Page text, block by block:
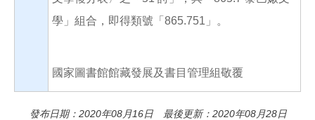
學」組合，即得類號「865.751」。
國家圖書館館藏發展及書目管理組敬覆
發布日期：2020年08月16日 最後更新：2020年08月28日